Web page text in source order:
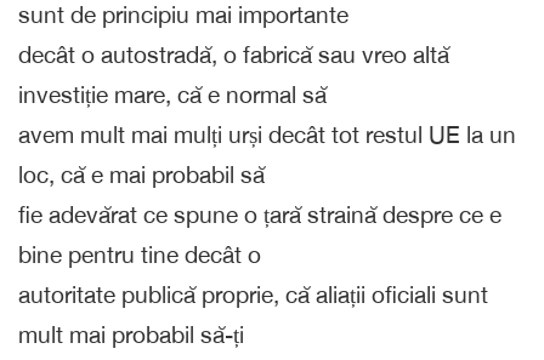
sunt de principiu mai importante
decât o autostradă, o fabrică sau vreo altă
investiție mare, că e normal să
avem mult mai mulți urși decât tot restul UE la un
loc, că e mai probabil să
fie adevărat ce spune o țară straină despre ce e
bine pentru tine decât o
autoritate publică proprie, că aliații oficiali sunt
mult mai probabil să-ți